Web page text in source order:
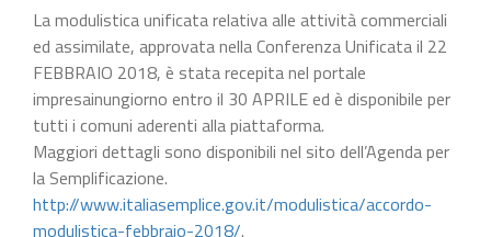
La modulistica unificata relativa alle attività commerciali
ed assimilate, approvata nella Conferenza Unificata il 22
FEBBRAIO 2018, è stata recepita nel portale
impresainungiorno entro il 30 APRILE ed è disponibile per
tutti i comuni aderenti alla piattaforma.
Maggiori dettagli sono disponibili nel sito dell’Agenda per
la Semplificazione.
http://www.italiasemplice.gov.it/modulistica/accordo-
modulistica-febbraio-2018/.